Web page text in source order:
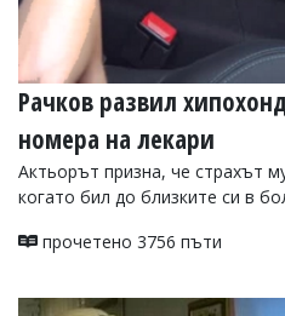
Рачков развил
номера на лекари
Актьорът призна, че страхът
когато бил до близките си в
прочетено 3756 пъти